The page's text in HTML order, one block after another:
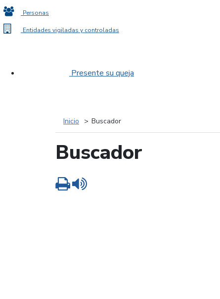
Personas
Entidades vigiladas y controladas
Presente su queja
Inicio Buscador
Buscador
Imprimir